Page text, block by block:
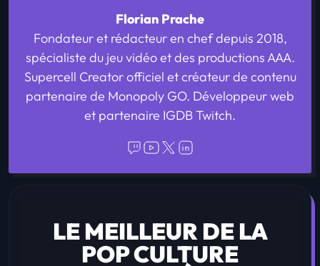
Florian Prache
Fondateur et rédacteur en chef depuis 2018,
spécialiste du jeu vidéo et des productions AAA.
Supercell Creator officiel et créateur de contenu
partenaire de Monopoly GO. Développeur web
et partenaire IGDB Twitch.
LE MEILLEUR DE LA
POP CULTURE